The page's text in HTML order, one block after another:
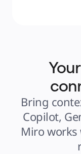
Bring
Copilot,
Miro